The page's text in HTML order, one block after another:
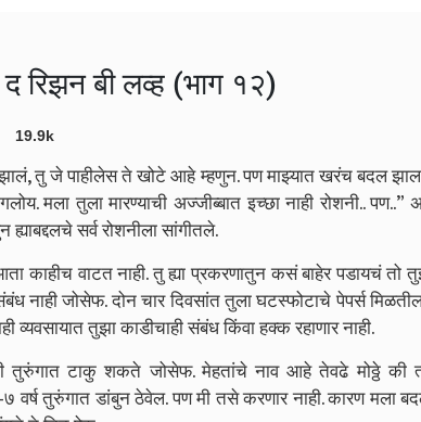
रिझन बी लव्ह (भाग १२)
19.9k
झालं, तु जे पाहीलेस ते खोटे आहे म्हणुन. पण माझ्यात खरंच बदल
मला तुला मारण्याची अज्जीब्बात इच्छा नाही रोशनी.. पण..”
सर्व रोशनीला सांगीतले.
काहीच वाटत नाही. तु ह्या प्रकरणातुन कसं बाहेर पडायचं तो
नाही जोसेफ. दोन चार दिवसांत तुला घटस्फोटाचे पेपर्स
व्यवसायात तुझा काडीचाही संबंध किंवा हक्क रहाणार नाही.
तुरुंगात टाकु शकते जोसेफ. मेहतांचे नाव आहे तेवढे मोठ्ठे की
वर्ष तुरुंगात डांबुन ठेवेल. पण मी तसे करणार नाही. कारण मला